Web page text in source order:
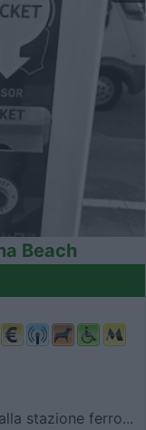
Beach
stazione ferro...